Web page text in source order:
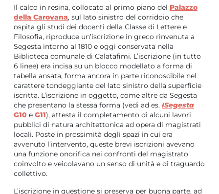
Il calco in resina, collocato al primo piano del Palazzo
della Carovana, sul lato sinistro del corridoio che
ospita gli studi dei docenti della Classe di Lettere e
Filosofia, riproduce un’iscrizione in greco rinvenuta a
Segesta intorno al 1810 e oggi conservata nella
Biblioteca comunale di Calatafimi. L’iscrizione (in tutto
6 linee) era incisa su un blocco modellato a forma di
tabella ansata, forma ancora in parte riconoscibile nel
carattere tondeggiante del lato sinistro della superficie
iscritta. L’iscrizione in oggetto, come altre da Segesta
che presentano la stessa forma (vedi ad es. ISegesta
G10 e G11), attesta il completamento di alcuni lavori
pubblici di natura architettonica ad opera di magistrati
locali. Poste in prossimità degli spazi in cui era
avvenuto l’intervento, queste brevi iscrizioni avevano
una funzione onorifica nei confronti del magistrato
coinvolto e veicolavano un senso di unità e di traguardo
collettivo.
L’iscrizione in questione si preserva per buona parte, ad